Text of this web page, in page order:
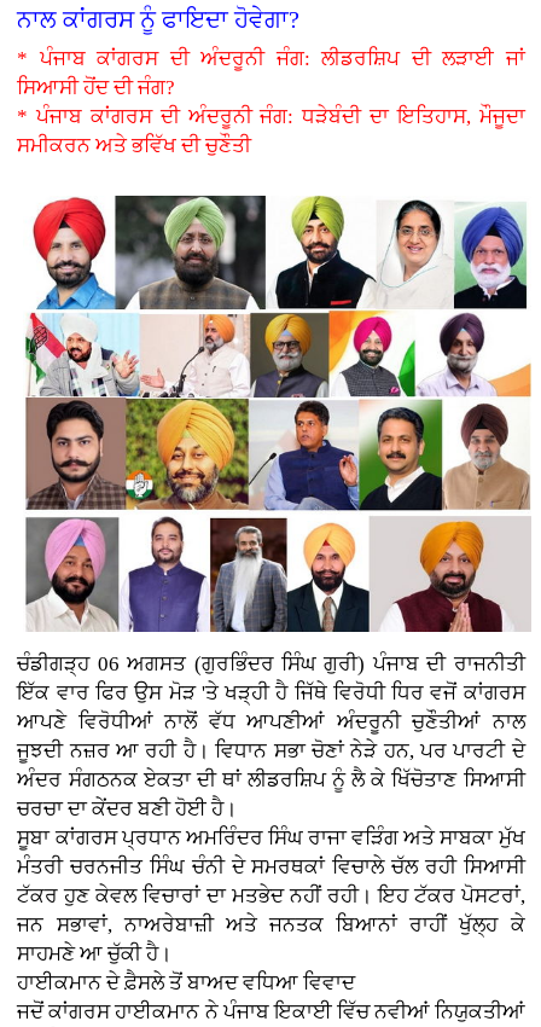
ਨਾਲ ਕਾਂਗਰਸ ਨੂੰ ਫਾਇਦਾ ਹੋਵੇਗਾ?
* ਪੰਜਾਬ ਕਾਂਗਰਸ ਦੀ ਅੰਦਰੂਨੀ ਜੰਗ: ਲੀਡਰਸ਼ਿਪ ਦੀ ਲੜਾਈ ਜਾਂ
ਸਿਆਸੀ ਹੋਂਦ ਦੀ ਜੰਗ?
* ਪੰਜਾਬ ਕਾਂਗਰਸ ਦੀ ਅੰਦਰੂਨੀ ਜੰਗ: ਧੜੇਬੰਦੀ ਦਾ ਇਤਿਹਾਸ, ਮੌਜੂਦਾ
ਸਮੀਕਰਨ ਅਤੇ ਭਵਿੱਖ ਦੀ ਚੁਣੌਤੀ
ਚੰਡੀਗੜ੍ਹ 06 ਅਗਸਤ (ਗੁਰਭਿੰਦਰ ਸਿੰਘ ਗੁਰੀ)ਪੰਜਾਬ ਦੀ ਰਾਜਨੀਤੀ
ਇੱਕ ਵਾਰ ਫਿਰ ਉਸ ਮੋੜ 'ਤੇ ਖੜ੍ਹੀ ਹੈ ਜਿੱਥੇ ਵਿਰੋਧੀ ਧਿਰ ਵਜੋਂ ਕਾਂਗਰਸ
ਆਪਣੇ ਵਿਰੋਧੀਆਂ ਨਾਲੋਂ ਵੱਧ ਆਪਣੀਆਂ ਅੰਦਰੂਨੀ ਚੁਣੌਤੀਆਂ ਨਾਲ
ਜੂਝਦੀ ਨਜ਼ਰ ਆ ਰਹੀ ਹੈ। ਵਿਧਾਨ ਸਭਾ ਚੋਣਾਂ ਨੇੜੇ ਹਨ, ਪਰ ਪਾਰਟੀ ਦੇ
ਅੰਦਰ ਸੰਗਠਨਕ ਏਕਤਾ ਦੀ ਥਾਂ ਲੀਡਰਸ਼ਿਪ ਨੂੰ ਲੈ ਕੇ ਖਿੱਚੋਤਾਣ ਸਿਆਸੀ
ਚਰਚਾ ਦਾ ਕੇਂਦਰ ਬਣੀ ਹੋਈ ਹੈ।
ਸੂਬਾ ਕਾਂਗਰਸ ਪ੍ਰਧਾਨ ਅਮਰਿੰਦਰ ਸਿੰਘ ਰਾਜਾ ਵੜਿੰਗ ਅਤੇ ਸਾਬਕਾ ਮੁੱਖ
ਮੰਤਰੀ ਚਰਨਜੀਤ ਸਿੰਘ ਚੰਨੀ ਦੇ ਸਮਰਥਕਾਂ ਵਿਚਾਲੇ ਚੱਲ ਰਹੀ ਸਿਆਸੀ
ਟੱਕਰ ਹੁਣ ਕੇਵਲ ਵਿਚਾਰਾਂ ਦਾ ਮਤਭੇਦ ਨਹੀਂ ਰਹੀ। ਇਹ ਟੱਕਰ ਪੋਸਟਰਾਂ,
ਜਨ ਸਭਾਵਾਂ, ਨਾਅਰੇਬਾਜ਼ੀ ਅਤੇ ਜਨਤਕ ਬਿਆਨਾਂ ਰਾਹੀਂ ਖੁੱਲ੍ਹ ਕੇ
ਸਾਹਮਣੇ ਆ ਚੁੱਕੀ ਹੈ।
ਹਾਈਕਮਾਨ ਦੇ ਫ਼ੈਸਲੇ ਤੋਂ ਬਾਅਦ ਵਧਿਆ ਵਿਵਾਦ
ਜਦੋਂ ਕਾਂਗਰਸ ਹਾਈਕਮਾਨ ਨੇ ਪੰਜਾਬ ਇਕਾਈ ਵਿੱਚ ਨਵੀਆਂ ਨਿਯੁਕਤੀਆਂ